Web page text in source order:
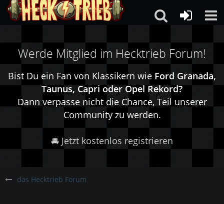
Werde Mitglied im Hecktrieb Forum!
Bist Du ein Fan von Klassikern wie Ford Granada,
Taunus, Capri oder Opel Rekord?
Dann verpasse nicht die Chance, Teil unserer
Community zu werden.
🚘 Jetzt kostenlos registrieren
das Hecktrieb Forum